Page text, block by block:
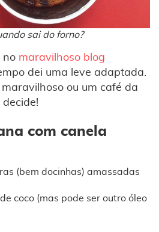
sai do forno?
no maravilhoso blog
dei uma leve adaptada.
ou um café da
com canela
(bem docinhas) amassadas
coco (mas pode ser outro óleo